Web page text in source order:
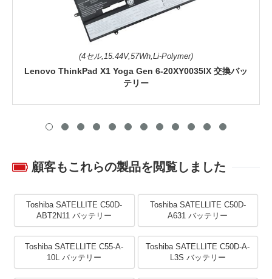
(4セル,15.44V,57Wh,Li-Polymer)
Lenovo ThinkPad X1 Yoga Gen 6-20XY0035IX 交換バッ
テリー
顧客もこれらの製品を閲覧しました
Toshiba SATELLITE C50D-
ABT2N11 バッテリー
Toshiba SATELLITE C50D-
A631 バッテリー
Toshiba SATELLITE C55-A-
10L バッテリー
Toshiba SATELLITE C50D-A-
L3S バッテリー